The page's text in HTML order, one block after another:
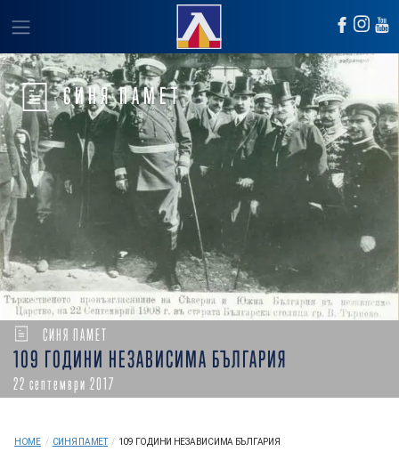
СИНЯ ПАМЕТ
СИНЯ ПАМЕТ
109 ГОДИНИ НЕЗАВИСИМА БЪЛГАРИЯ
22 септември 2017
HOME / СИНЯ ПАМЕТ / 109 ГОДИНИ НЕЗАВИСИМА БЪЛГАРИЯ